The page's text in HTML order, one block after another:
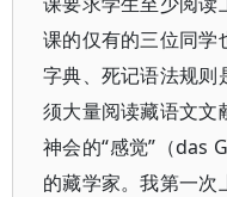
课的仅有的三位同学
字典、死记语法规则
须大量阅读藏语文文
神会的“感觉”（das
的藏学家。我第一